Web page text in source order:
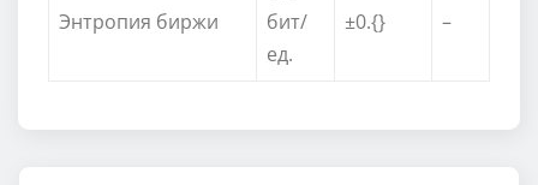
Энтропия биржи
бит/
ед.
±0.{} –